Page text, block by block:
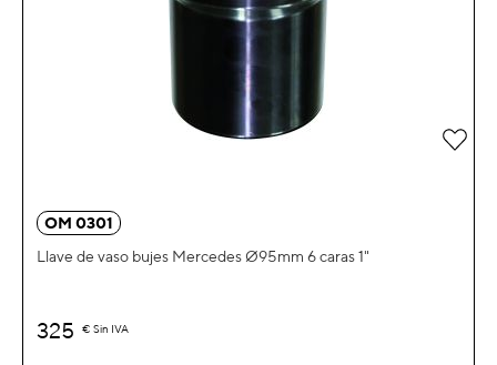
OM 0301
Llave de vaso bujes Mercedes Ø95mm 6 caras 1"
325 € Sin IVA